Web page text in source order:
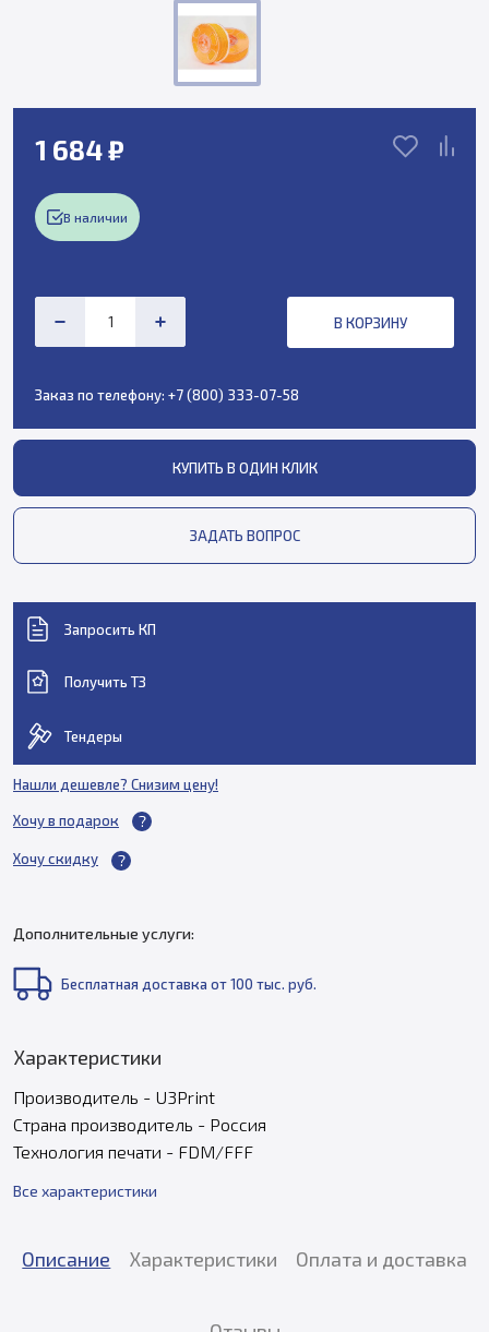
1 684 ₽
В наличии
В КОРЗИНУ
Заказ по телефону: +7 (800) 333-07-58
КУПИТЬ В ОДИН КЛИК
ЗАДАТЬ ВОПРОС
Запросить КП
Получить ТЗ
Тендеры
Нашли дешевле? Снизим цену!
Хочу в подарок
Хочу скидку
Дополнительные услуги:
Бесплатная доставка от 100 тыс. руб.
Характеристики
Производитель - U3Print
Страна производитель - Россия
Технология печати - FDM/FFF
Все характеристики
Описание Характеристики Оплата и доставка